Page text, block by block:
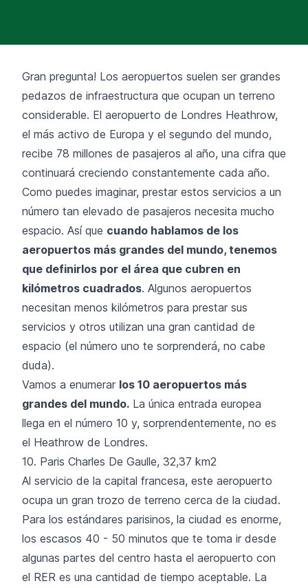
Gran pregunta! Los aeropuertos suelen ser grandes
pedazos de infraestructura que ocupan un terreno
considerable. El aeropuerto de Londres Heathrow,
el más activo de Europa y el segundo del mundo,
recibe 78 millones de pasajeros al año, una cifra que
continuará creciendo constantemente cada año.
Como puedes imaginar, prestar estos servicios a un
número tan elevado de pasajeros necesita mucho
espacio. Así que cuando hablamos de los
aeropuertos más grandes del mundo, tenemos
que definirlos por el área que cubren en
kilómetros cuadrados. Algunos aeropuertos
necesitan menos kilómetros para prestar sus
servicios y otros utilizan una gran cantidad de
espacio (el número uno te sorprenderá, no cabe
duda).
Vamos a enumerar los 10 aeropuertos más
grandes del mundo. La única entrada europea
llega en el número 10 y, sorprendentemente, no es
el Heathrow de Londres.
10. Paris Charles De Gaulle, 32,37 km2
Al servicio de la capital francesa, este aeropuerto
ocupa un gran trozo de terreno cerca de la ciudad.
Para los estándares parisinos, la ciudad es enorme,
los escasos 40 - 50 minutos que te toma ir desde
algunas partes del centro hasta el aeropuerto con
el RER es una cantidad de tiempo aceptable. La